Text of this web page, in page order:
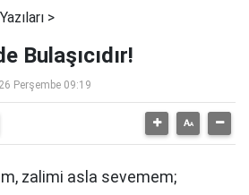
>
Bulaşıcıdır!
Perşembe 09:19
zalimi asla sevemem;